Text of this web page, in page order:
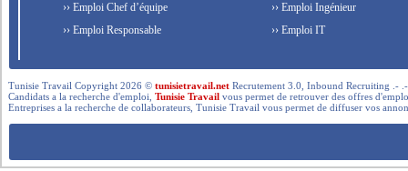
›› Emploi Chef d’équipe
›› Emploi Responsable
›› Emploi Ingénieur
›› Emploi IT
Tunisie Travail Copyright 2026 ©tunisietravail.net Recrutement 3.0, Inbound Recruiting .-
Candidats a la recherche d'emploi,Tunisie Travail vous permet de retrouver des offres
Entreprises a la recherche de collaborateurs, Tunisie Travail vous permet de diffuser vos